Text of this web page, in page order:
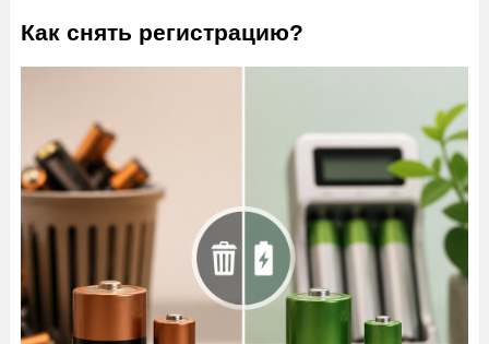
Как снять регистрацию?